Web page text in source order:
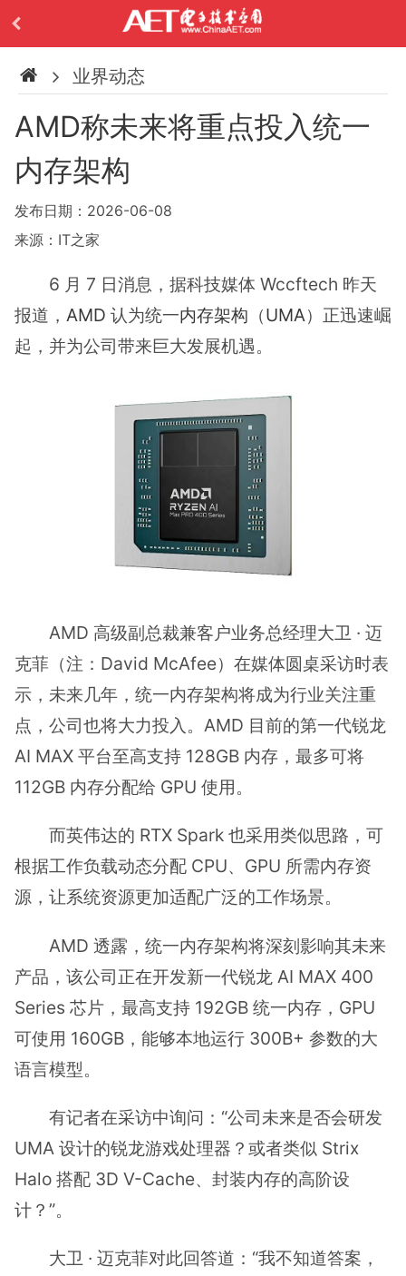
业界动态
AMD称未来将重点投入统一
内存架构
发布日期：2026-06-08
来源：IT之家
6 月 7 日消息，据科技媒体 Wccftech 昨天
报道， AMD 认为统一内存架构 （UMA）正迅速崛
起，并为公司带来巨大发展机遇。
AMD 高级副总裁兼客户业务总经理大卫 · 迈
克菲（注：David McAfee）在媒体圆桌采访时表
示，未来几年，统一内存架构将成为行业关注重
点，公司也将大力投入。AMD 目前的第一代锐龙
AI MAX 平台至高支持 128GB 内存，最多可将
112GB 内存分配给 GPU 使用。
而英伟达的 RTX Spark 也采用类似思路，可
根据工作负载动态分配 CPU、GPU 所需内存资
源，让系统资源更加适配广泛的工作场景。
AMD 透露，统一内存架构将深刻影响其未来
产品，该公司正在开发新一代锐龙 AI MAX 400
Series 芯片，最高支持 192GB 统一内存，GPU
可使用 160GB，能够本地运行 300B+ 参数的大
语言模型。
有记者在采访中询问：“公司未来是否会研发
UMA 设计的锐龙游戏处理器？或者类似 Strix
Halo 搭配 3D V-Cache、封装内存的高阶设
计？”。
大卫 · 迈克菲对此回答道：“我不知道答案，